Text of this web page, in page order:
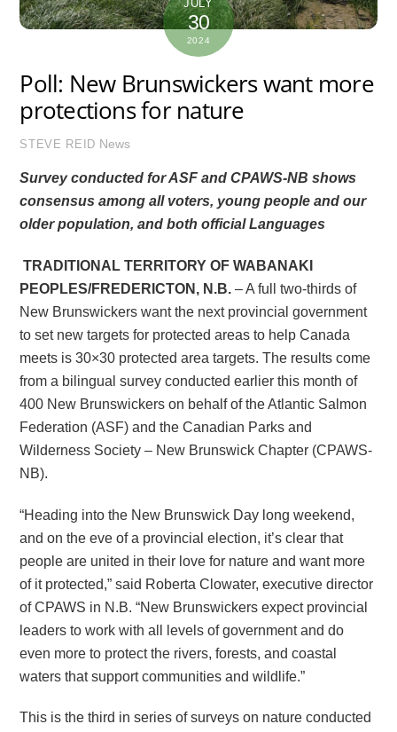
JULY
30
2024
Poll: New Brunswickers want more
protections for nature
STEVE REID News
Survey conducted for ASF and CPAWS-NB shows
consensus among all voters, young people and our
older population, and both official Languages
TRADITIONAL TERRITORY OF WABANAKI
PEOPLES/FREDERICTON, N.B. – A full two-thirds of
New Brunswickers want the next provincial government
to set new targets for protected areas to help Canada
meets is 30×30 protected area targets. The results come
from a bilingual survey conducted earlier this month of
400 New Brunswickers on behalf of the Atlantic Salmon
Federation (ASF) and the Canadian Parks and
Wilderness Society – New Brunswick Chapter (CPAWS-
NB).
“Heading into the New Brunswick Day long weekend,
and on the eve of a provincial election, it’s clear that
people are united in their love for nature and want more
of it protected,” said Roberta Clowater, executive director
of CPAWS in N.B. “New Brunswickers expect provincial
leaders to work with all levels of government and do
even more to protect the rivers, forests, and coastal
waters that support communities and wildlife.”
This is the third in series of surveys on nature conducted